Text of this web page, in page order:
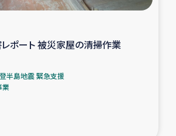
ポート 被災家屋の清掃作業
半島地震 緊急支援
業